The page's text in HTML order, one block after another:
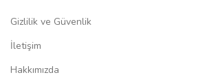
Gizlilik ve Güvenlik
İletişim
Hakkımızda